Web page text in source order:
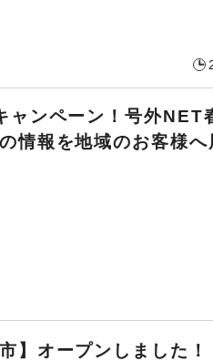
ャンペーン！号外NET
情報を地域のお客様へ
市】オープンしました